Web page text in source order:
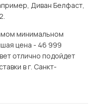
Диван Белфаст,
минимальном
цена - 46 999
отлично подойдет
в г. Санкт-